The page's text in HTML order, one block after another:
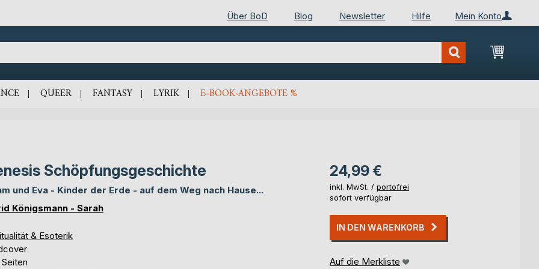
Mein Konto
Über BoD Blog Newsletter Hilfe
Mein
QUEER FANTASY LYRIK E-BOOK-ANGEBOTE %
Schöpfungsgeschichte
und Eva - Kinder der Erde - auf dem Weg nach Hause...
Königsmann - Sarah
& Esoterik
24,99 €
inkl. MwSt. / portofrei
sofort verfügbar
IN DEN WARENKORB
Auf die Merkliste